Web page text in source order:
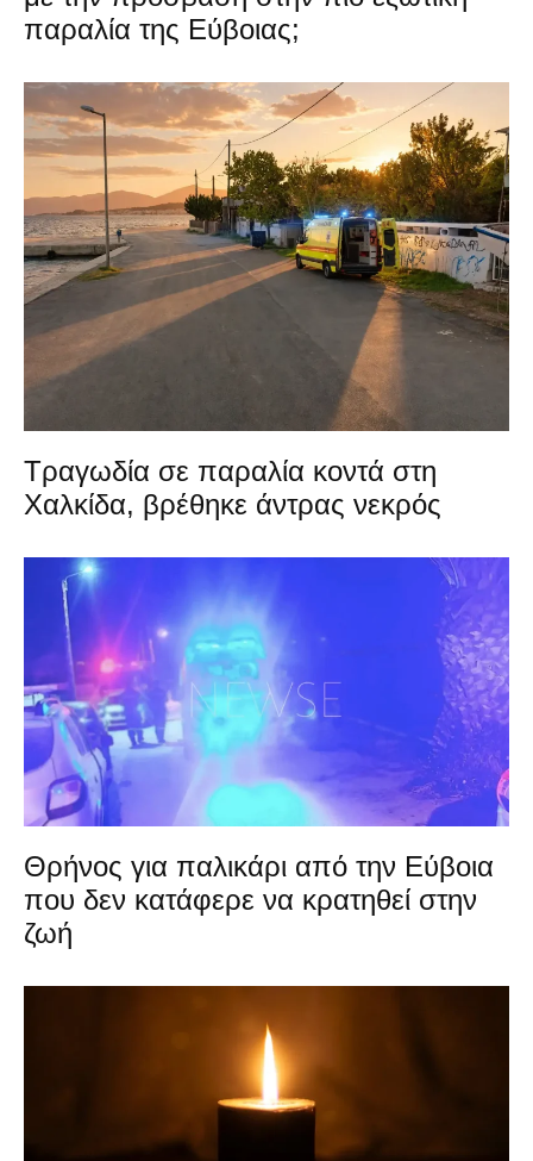
παραλία της Εύβοιας;
Τραγωδία σε παραλία κοντά στη
Χαλκίδα, βρέθηκε άντρας νεκρός
Θρήνος για παλικάρι από την Εύβοια
που δεν κατάφερε να κρατηθεί στην
ζωή